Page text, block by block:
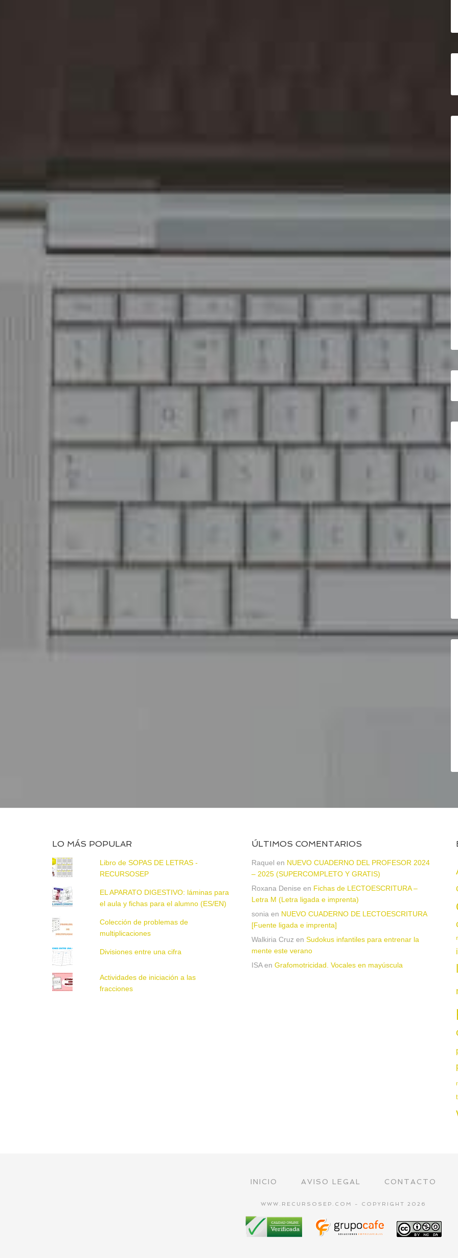
LO MÁS POPULAR
Libro de SOPAS DE LETRAS -
RECURSOSEP
EL APARATO DIGESTIVO: láminas para
el aula y fichas para el alumno (ES/EN)
Colección de problemas de
multiplicaciones
Divisiones entre una cifra
Actividades de iniciación a las
fracciones
ÚLTIMOS COMENTARIOS
Raquel en NUEVO CUADERNO DEL PROFESOR 2024
– 2025 (SUPERCOMPLETO Y GRATIS)
Roxana Denise en Fichas de LECTOESCRITURA –
Letra M (Letra ligada e imprenta)
sonia en NUEVO CUADERNO DE LECTOESCRITURA
[Fuente ligada e imprenta]
Walkiria Cruz en Sudokus infantiles para entrenar la
mente este verano
ISAen Grafomotricidad. Vocales en mayúscula
INICIO AVISO LEGAL CONTACTO
WWW.RECURSOSEP.COM - COPYRIGHT 2026